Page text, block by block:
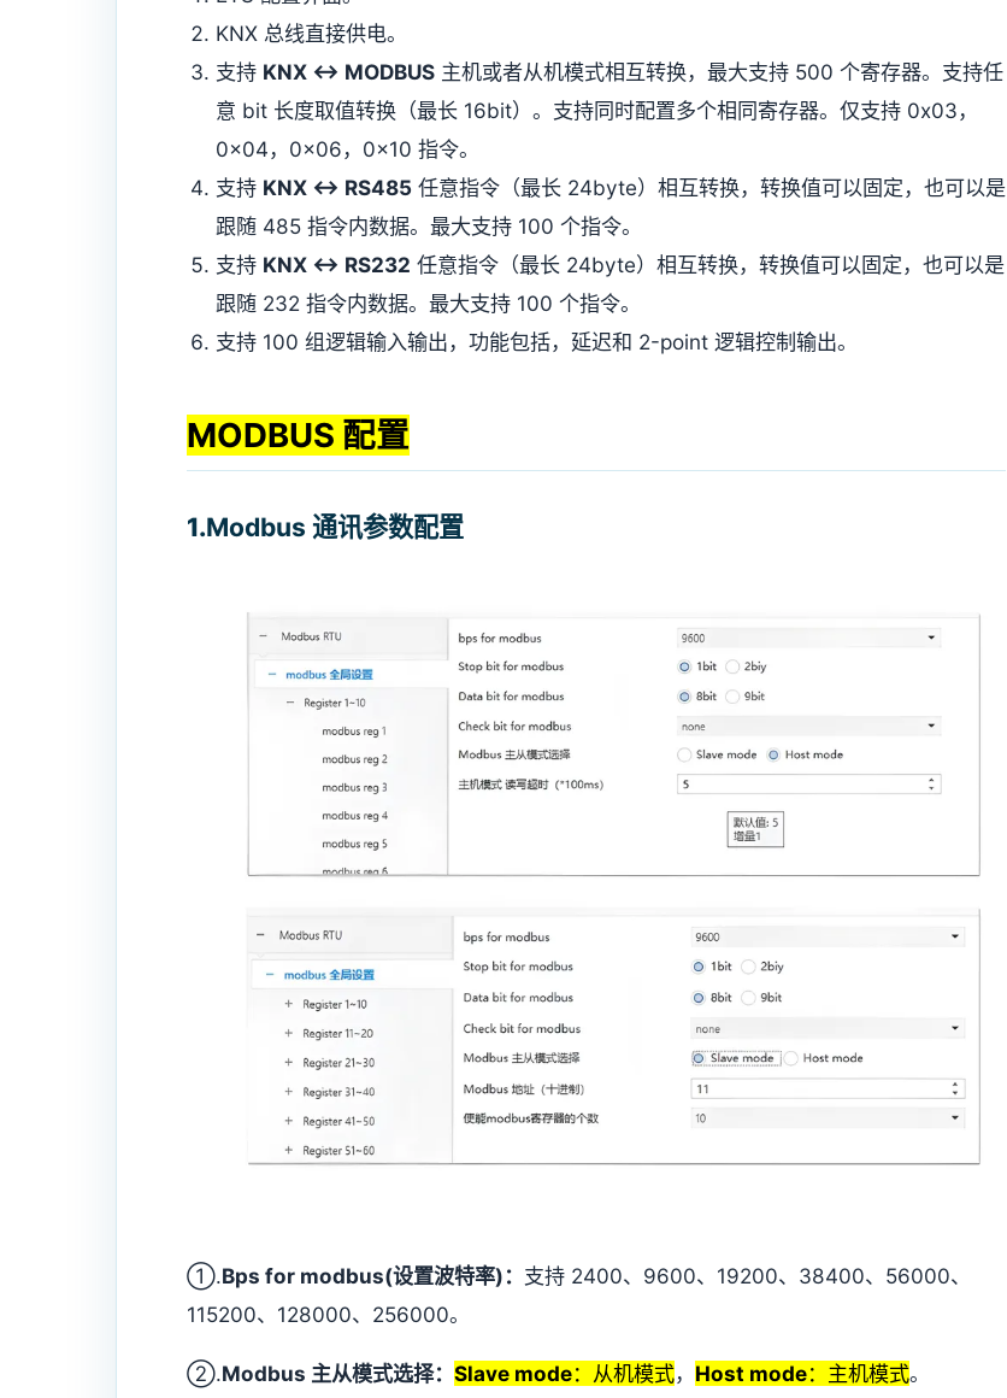
KNX 总线直接供电。
支持 KNX <-> MODBUS主机或者从机模式相互转换，最大支持 500 个寄存器。支持任
意 bit 长度取值转换（最长 16bit）。支持同时配置多个相同寄存器。仅支持 0x03，
0x04，0x06，0x10 指令。
支持 KNX <-> RS485任意指令（最长 24byte）相互转换，转换值可以固定，也可以是
跟随 485 指令内数据。最大支持 100 个指令。
支持 KNX <-> RS232 任意指令（最长 24byte）相互转换，转换值可以固定，也可以是
跟随 232 指令内数据。最大支持 100 个指令。
支持 100 组逻辑输入输出，功能包括，延迟和 2-point 逻辑控制输出。
MODBUS 配置
1.Modbus 通讯参数配置
①.Bps for modbus(设置波特率)： 支持 2400、9600、19200、38400、56000、
115200、128000、256000。
②.Modbus 主从模式选择： Slave mode：从机模式， Host mode：主机模式。